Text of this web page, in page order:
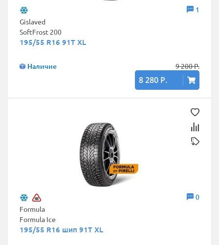
1
Gislaved
SoftFrost 200
195/55 R16 91T XL
Наличие 9 200 Р.
8 280 Р.
0
Formula
Formula Ice
195/55 R16 шип 91T XL